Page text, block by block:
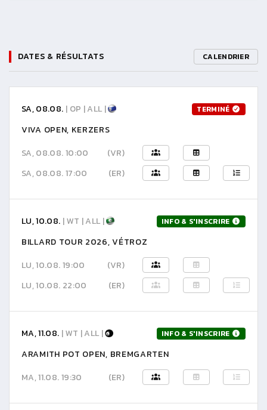
DATES & RÉSULTATS CALENDRIER
SA, 08.08. | OP | ALL | TERMINÉ
VIVA OPEN, KERZERS
SA, 08.08. 10:00
(VR)
SA, 08.08. 17:00
(ER)
LU, 10.08. | WT | ALL | INFO & S'INSCRIRE
BILLARD TOUR 2026, VÉTROZ
LU, 10.08. 19:00
(VR)
LU, 10.08. 22:00
(ER)
MA, 11.08. | WT | ALL | INFO & S'INSCRIRE
ARAMITH POT OPEN, BREMGARTEN
MA, 11.08. 19:30
(ER)